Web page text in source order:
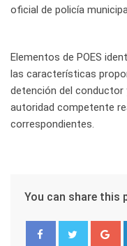
oficial de policía
Elementos de POES
las características
detención del conductor
autoridad competente
correspondientes.
You can share this